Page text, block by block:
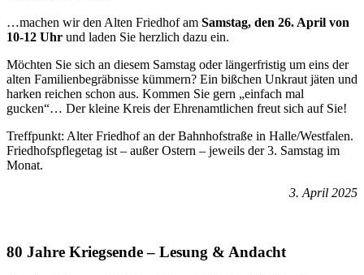
…machen wir den Alten Friedhof am Samstag, den 26. April von
10-12 Uhr und laden Sie herzlich dazu ein.
Möchten Sie sich an diesem Samstag oder längerfristig um eins der
alten Familienbegräbnisse kümmern? Ein bißchen Unkraut jäten und
harken reichen schon aus. Kommen Sie gern „einfach mal
gucken“… Der kleine Kreis der Ehrenamtlichen freut sich auf Sie!
Treffpunkt: Alter Friedhof an der Bahnhofstraße in Halle/Westfalen.
Friedhofspflegetag ist – außer Ostern – jeweils der 3. Samstag im
Monat.
3. April 2025
80 Jahre Kriegsende – Lesung & Andacht